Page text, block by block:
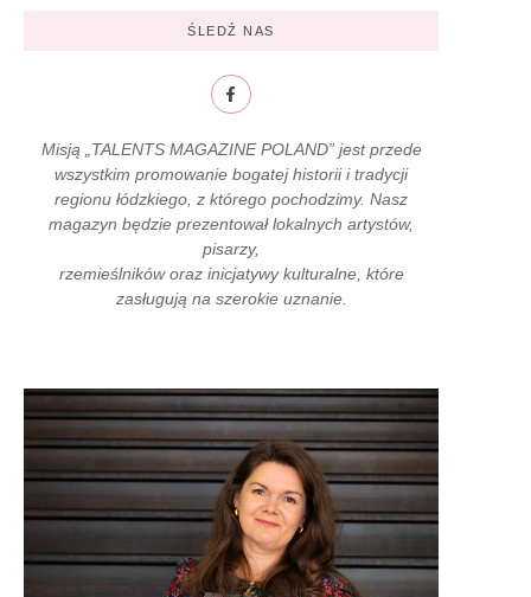
ŚLEDŹ NAS
Misją „TALENTS MAGAZINE POLAND” jest przede
wszystkim promowanie bogatej historii i tradycji
regionu łódzkiego, z którego pochodzimy. Nasz
magazyn będzie prezentował lokalnych artystów,
pisarzy,
rzemieślników oraz inicjatywy kulturalne, które
zasługują na szerokie uznanie.